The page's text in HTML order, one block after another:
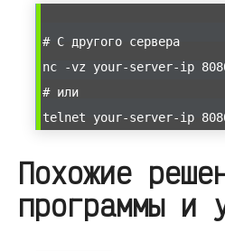
# С другого сервера
nc -vz your-server-ip
# или
telnet your-server-ip
Похожие
программы и